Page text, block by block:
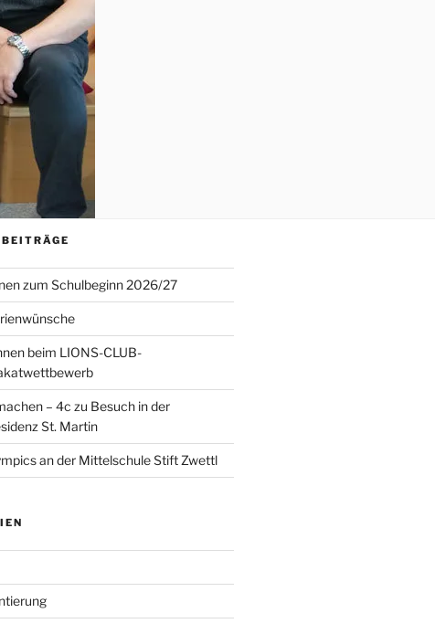
zum Schulbeginn 2026/27
beim LIONS-CLUB-
– 4c zu Besuch in der
St. Martin
an der Mittelschule Stift Zwettl